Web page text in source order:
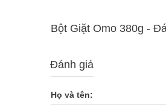
Bột Giặt Omo 380g -
Đánh giá
Họ và tên: